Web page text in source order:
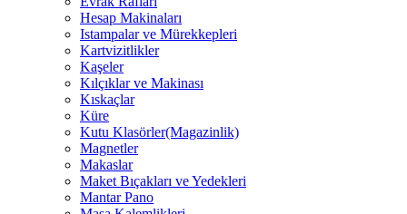
Hesap Makinaları
Istampalar ve Mürekkepleri
Kartvizitlikler
Kaşeler
Kılçıklar ve Makinası
Kıskaçlar
Küre
Kutu Klasörler(Magazinlik)
Magnetler
Makaslar
Maket Bıçakları ve Yedekleri
Mantar Pano